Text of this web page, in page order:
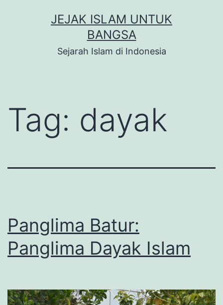
JEJAK ISLAM UNTUK
BANGSA
Sejarah Islam di Indonesia
Tag: dayak
Panglima Batur:
Panglima Dayak Islam